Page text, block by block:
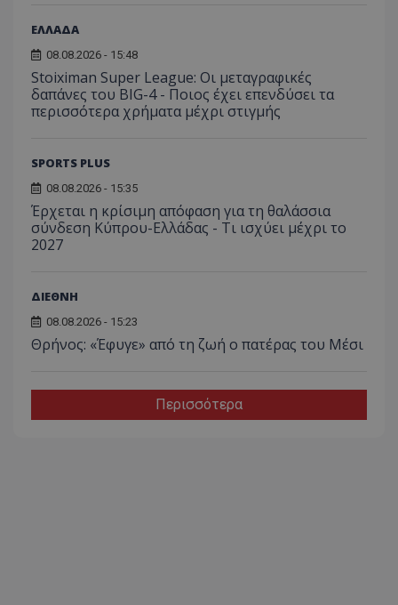
ΕΛΛΑΔΑ
08.08.2026 - 15:48
Stoiximan Super League: Οι μεταγραφικές
δαπάνες του BIG-4 - Ποιος έχει επενδύσει τα
περισσότερα χρήματα μέχρι στιγμής
SPORTS PLUS
08.08.2026 - 15:35
Έρχεται η κρίσιμη απόφαση για τη θαλάσσια
σύνδεση Κύπρου-Ελλάδας - Τι ισχύει μέχρι το
2027
ΔΙΕΘΝΗ
08.08.2026 - 15:23
Θρήνος: «Έφυγε» από τη ζωή ο πατέρας του Μέσι
Περισσότερα